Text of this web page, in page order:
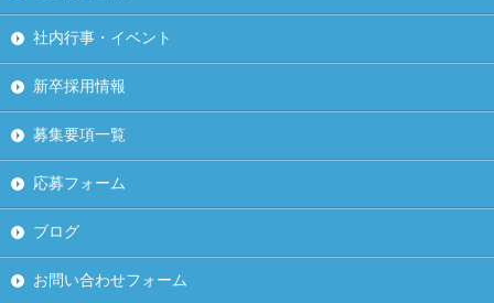
社内行事・イベント
新卒採用情報
募集要項一覧
応募フォーム
ブログ
お問い合わせフォーム